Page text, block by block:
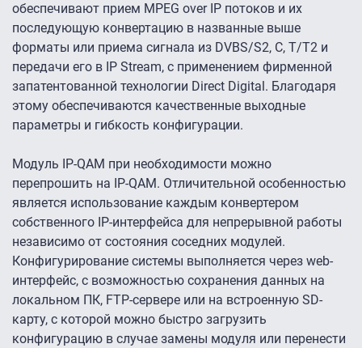
обеспечивают прием MPEG over IP потоков и их
последующую конвертацию в названные выше
форматы или приема сигнала из DVBS/S2, C, T/T2 и
передачи его в IP Stream, с применением фирменной
запатентованной технологии Direct Digital. Благодаря
этому обеспечиваются качественные выходные
параметры и гибкость конфигурации.
Модуль IP-QAM при необходимости можно
перепрошить на IP-QAM. Отличительной особенностью
является использование каждым конвертером
собственного IP-интерфейса для непрерывной работы
независимо от состояния соседних модулей.
Конфигурирование системы выполняется через web-
интерфейс, с возможностью сохранения данных на
локальном ПК, FTP-сервере или на встроенную SD-
карту, с которой можно быстро загрузить
конфигурацию в случае замены модуля или перенести